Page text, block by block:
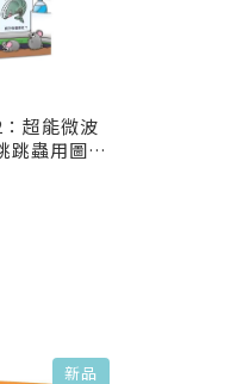
超能微波
蟲用圖像
新品